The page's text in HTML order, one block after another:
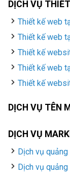
DỊCH VỤ
Thiết kế web
Thiết kế web
Thiết kế
Thiết kế web
Thiết kế
DỊCH VỤ TÊN
DỊCH VỤ
Dịch vụ
Dịch vụ